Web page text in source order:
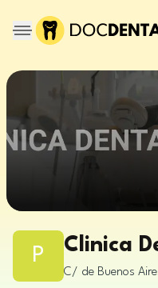
P Clinica
C/ de Buenos